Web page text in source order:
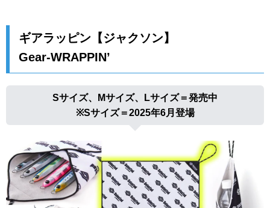
ギアラッピン【ジャクソン】
Gear-WRAPPIN’
Sサイズ、Mサイズ、Lサイズ＝発売中
※Sサイズ＝2025年6月登場